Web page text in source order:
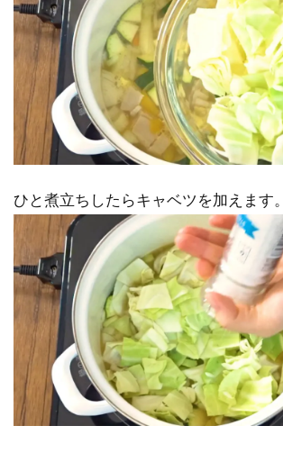
ひと煮立ちしたらキャベツを加えます。